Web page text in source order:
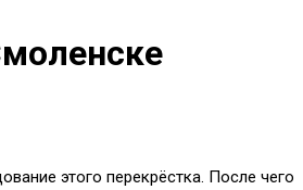
этого перекрёстка. После чего